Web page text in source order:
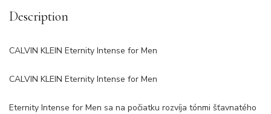
Description
CALVIN KLEIN Eternity Intense for Men
CALVIN KLEIN Eternity Intense for Men
Eternity Intense for Men sa na počiatku rozvíja tónmi šťavnatého